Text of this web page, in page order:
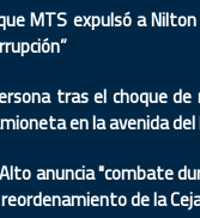
MTS expulsó a
tras el choque
en la avenida
anuncia "combate
de la